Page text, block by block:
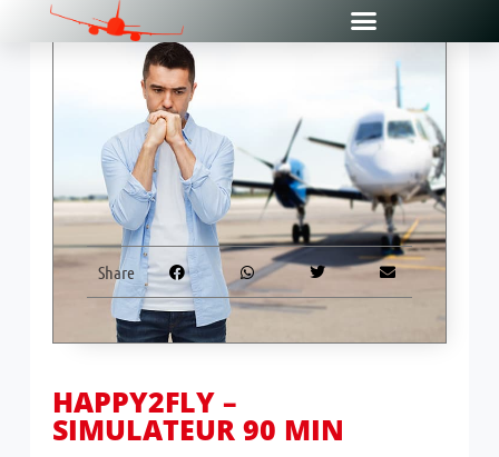
HAPPY2FLY –
SIMULATEUR 90 MIN
Share